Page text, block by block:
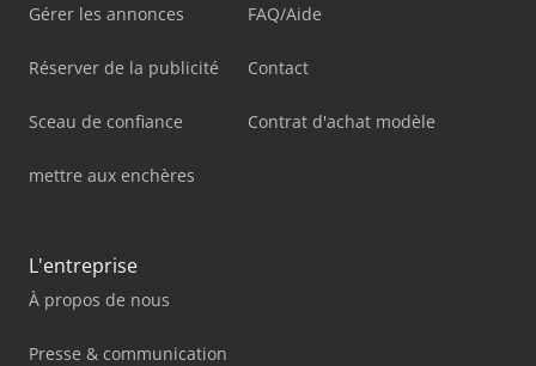
Gérer les annonces
Réserver de la publicité
Sceau de confiance
mettre aux enchères
FAQ/Aide
Contact
Contrat d'achat modèle
L'entreprise
À propos de nous
Presse & communication